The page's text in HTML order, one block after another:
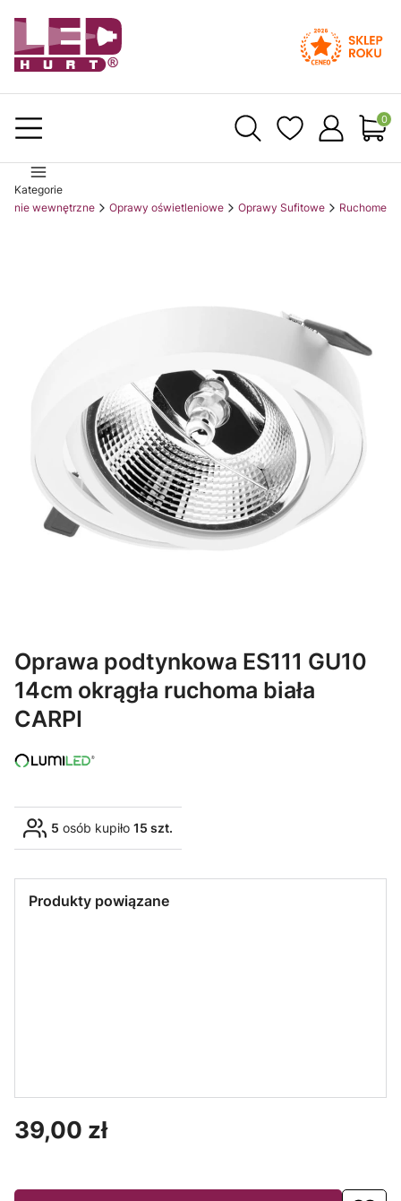
Kategorie
wewnętrzne
Oprawy oświetleniowe Oprawy Sufitowe Ruchome
Oprawa podtynkowa ES111 GU10
14cm okrągła ruchoma biała
CARPI
5 osób kupiło 15 szt.
Produkty powiązane
Cena
39,00 zł